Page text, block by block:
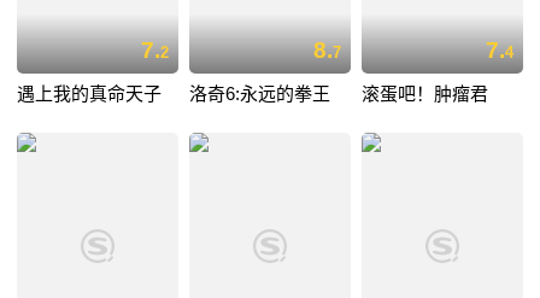
7.2
遇上我的真命天子
8.7
洛奇6:永远的拳王
7.4
滚蛋吧！肿瘤君